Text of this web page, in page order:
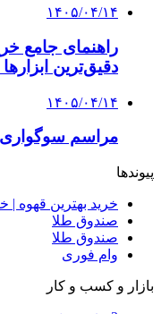
4 هفته پیش
راه اندازی
طرح توجیهی
۱۴۰۵/۰۴/۱۵
عاشقانه، دارک
۱۴۰۵/۰۴/۱۴
راهنمای جامع
دقیق‌ترین ابزارها
۱۴۰۵/۰۴/۰۹